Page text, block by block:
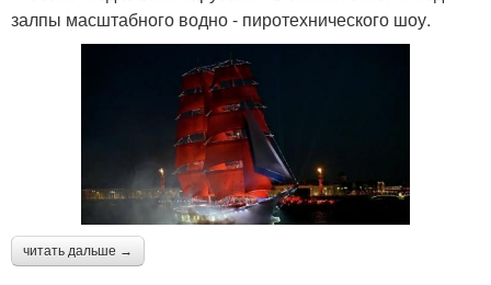
залпы масштабного водно - пиротехнического шоу.
читать дальше →